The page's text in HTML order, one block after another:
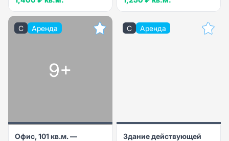
C Аренда
9+
Офис, 101 кв.м. —
C Аренда
Здание действующей